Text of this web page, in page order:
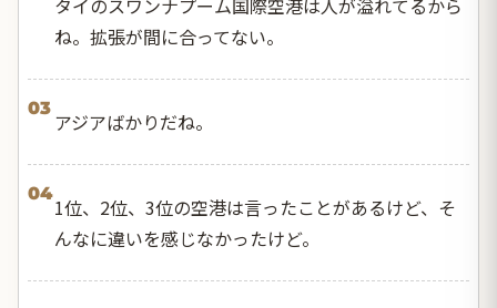
ね。拡張が間に合ってない。
03
アジアばかりだね。
04
1位、2位、3位の空港は言ったことがあるけど、そ
んなに違いを感じなかったけど。